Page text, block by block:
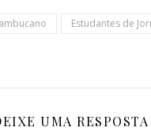
Estudantes de
UMA RESPOSTA